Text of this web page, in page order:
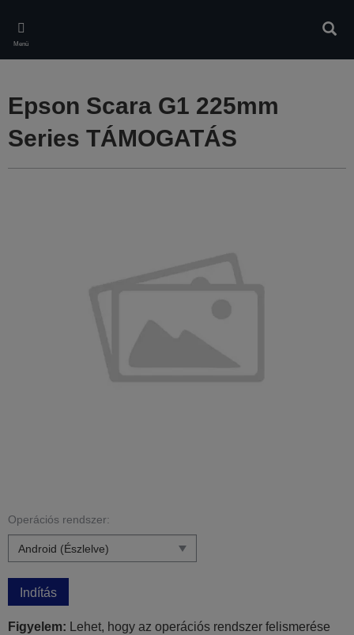
main
content
Menü
Epson Scara G1 225mm
Series TÁMOGATÁS
Operációs rendszer:
Indítás
Figyelem: Lehet, hogy az operációs rendszer felismerése